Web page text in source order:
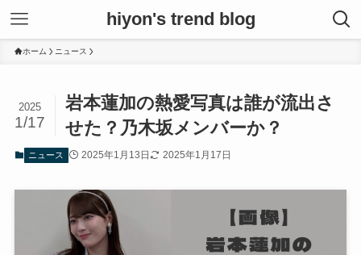
hiyon's trend blog
ホーム ニュース
岩本蓮加の熱愛写真は誰が流出さ
せた？乃木坂メンバーか？
2025
1/17
ニュース 2025年1月13日 2025年1月17日